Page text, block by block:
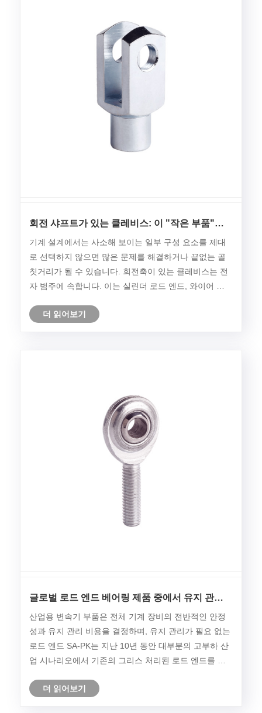
회전 샤프트가 있는 클레비스: 이 "작은 부품"이
기계 설계에서는 사소해 보이는 일부 구성 요소를 제대
로 선택하지 않으면 많은 문제를 해결하거나 끝없는 골
칫거리가 될 수 있습니다. 회전축이 있는 클레비스는 전
자 범주에 속합니다. 이는 실린더 로드 엔드, 와이어 로
한 수많은 기타 장소에서 흔히 발견됩니다.
더 읽어보기
글로벌 로드 엔드 베어링 제품 중에서 유지 관리
는 무엇입니까?
산업용 변속기 부품은 전체 기계 장비의 전반적인 안정
성과 유지 관리 비용을 결정하며, 유지 관리가 필요 없는
로드 엔드 SA-PK는 지난 10년 동안 대부분의 고부하 산
업 시나리오에서 기존의 그리스 처리된 로드 엔드를 점
북미 전역의 주류 로드 엔드 제품의 구조 설계, 원자재
더 읽어보기